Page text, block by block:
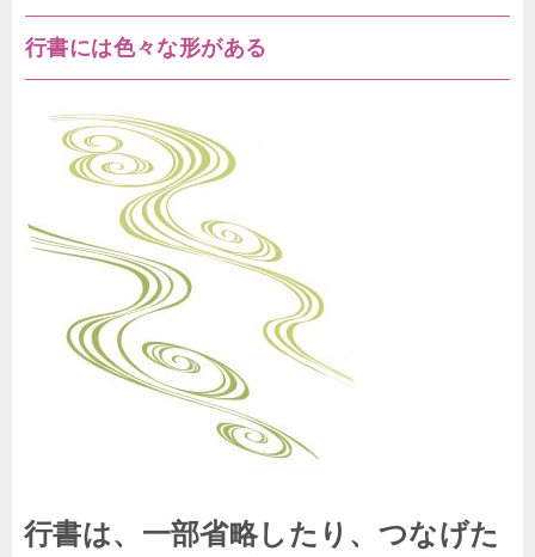
行書には色々な形がある
行書は、一部省略したり、つなげた